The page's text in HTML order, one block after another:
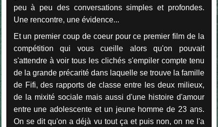
peu à peu des conversations simples et profondes.
Une rencontre, une évidence...
Et un premier coup de coeur pour ce premier film de la
compétition qui vous cueille alors qu'on pouvait
s'attendre à voir tous les clichés s'empiler compte tenu
de la grande précarité dans laquelle se trouve la famille
de Fifi, des rapports de classe entre les deux milieux,
de la mixité sociale mais aussi d'une histoire d'amour
entre une adolescente et un jeune homme de 23 ans.
On se dit qu'on a déjà vu tout ça et puis non, on ne l'a